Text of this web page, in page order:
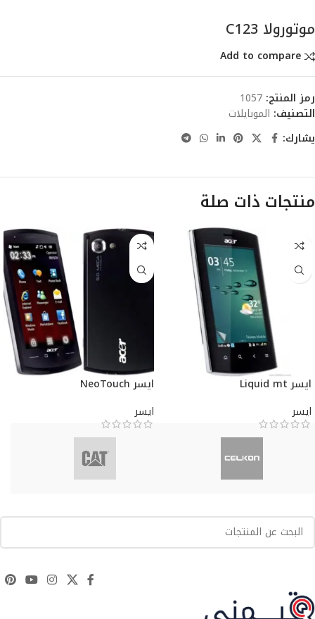
موتورولا C123
Add to compare
رمز المنتج: 1057
التصنيف: الموبايلات
يشارك:
منتجات ذات صلة
ايسر Liquid mt
ايسر
ايسر NeoTouch
ايسر